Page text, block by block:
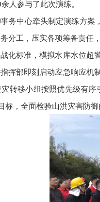
人参与了此次演练。
中心牵头制定演练方案
分工，压实各项筹备责任
标准，模拟水库水位超
挥部即刻启动应急响应机
转移小组按照优先级有
标，全面检验山洪灾害防御